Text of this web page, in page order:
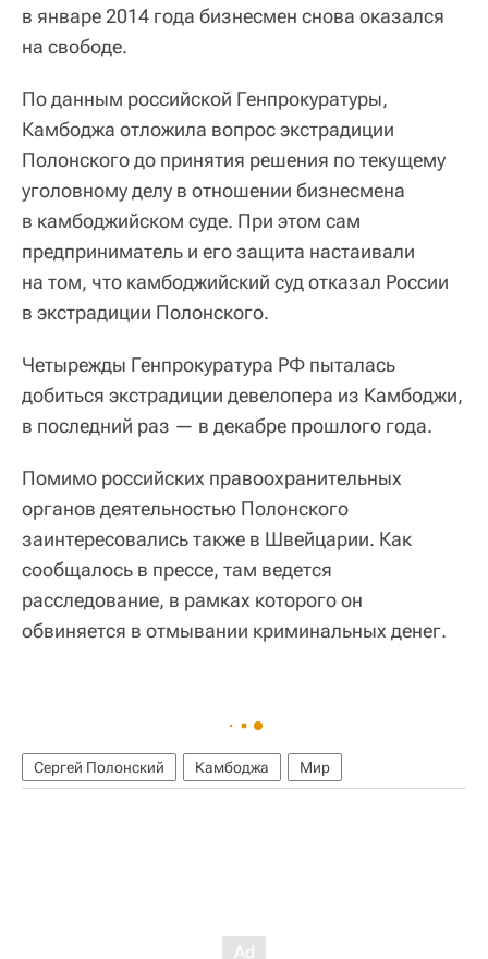
в январе 2014 года бизнесмен снова оказался
на свободе.
По данным российской Генпрокуратуры,
Камбоджа отложила вопрос экстрадиции
Полонского до принятия решения по текущему
уголовному делу в отношении бизнесмена
в камбоджийском суде. При этом сам
предприниматель и его защита настаивали
на том, что камбоджийский суд отказал России
в экстрадиции Полонского.
Четырежды Генпрокуратура РФ пыталась
добиться экстрадиции девелопера из Камбоджи,
в последний раз — в декабре прошлого года.
Помимо российских правоохранительных
органов деятельностью Полонского
заинтересовались также в Швейцарии. Как
сообщалось в прессе, там ведется
расследование, в рамках которого он
обвиняется в отмывании криминальных денег.
Сергей Полонский Камбоджа Мир